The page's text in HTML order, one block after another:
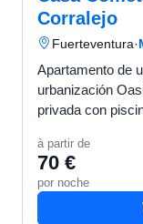
Corralejo
Fuerteventura·
Apartamento de
urbanización
privada con
superm…
à partir de
70 €
por noche